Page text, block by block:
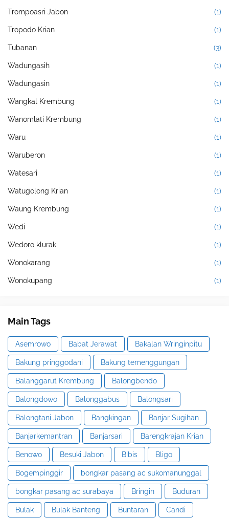
Trompoasri Jabon (1)
Tropodo Krian (1)
Tubanan (3)
Wadungasih (1)
Wadungasin (1)
Wangkal Krembung (1)
Wanomlati Krembung (1)
Waru (1)
Waruberon (1)
Watesari (1)
Watugolong Krian (1)
Waung Krembung (1)
Wedi (1)
Wedoro klurak (1)
Wonokarang (1)
Wonokupang (1)
Main Tags
Asemrowo Babat Jerawat Bakalan Wringinpitu
Bakung pringgodani Bakung temenggungan
Balanggarut Krembung Balongbendo
Balongdowo Balonggabus Balongsari
Balongtani Jabon Bangkingan Banjar Sugihan
Banjarkemantran Banjarsari Barengkrajan Krian
Benowo Besuki Jabon Bibis Bligo
Bogempinggir bongkar pasang ac sukomanunggal
bongkar pasang ac surabaya Bringin Buduran
Bulak Bulak Banteng Buntaran Candi